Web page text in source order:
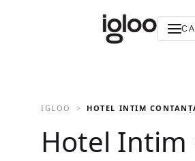
IGLOO HOTEL INTIM
Hotel Intim